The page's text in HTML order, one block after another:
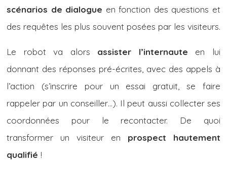
scénarios de dialogue en fonction des questions et
des requêtes les plus souvent posées par les visiteurs.
Le robot va alors assister l’internaute en lui
donnant des réponses pré-écrites, avec des appels à
l’action (s’inscrire pour un essai gratuit, se faire
rappeler par un conseiller…). Il peut aussi collecter ses
coordonnées pour le recontacter. De quoi
transformer un visiteur en prospect hautement
qualifié !